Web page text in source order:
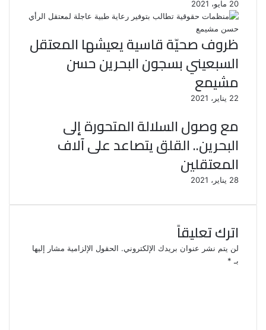
20 مايو، 2021
ظروف صحيّة قاسية يعيشها المعتقل
السبعيني بسجون البحرين حسن
مشيمع
22 يناير، 2021
مع وصول السلالة المتحورة إلى
البحرين.. القلق يتصاعد على آلاف
المعتقلين
28 يناير، 2021
اترك تعليقاً
لن يتم نشر عنوان بريدك الإلكتروني. الحقول الإلزامية مشار إليها
بـ *